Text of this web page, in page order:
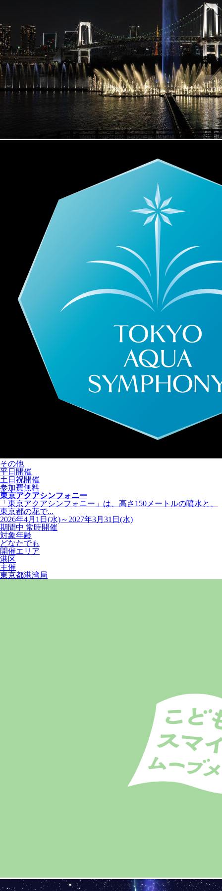
その他
平日開催
土日祝開催
参加費無料
東京アクアシンフォニー
「東京アクアシンフォニー」は、高さ150メートルの噴水と、
東京都の花で...
2026年4月1日(水)～2027年3月31日(水)
期間中 常時開催
対象年齢
どなたでも
開催エリア
港区
主催
東京都港湾局